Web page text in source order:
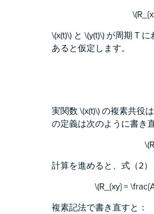
\(x(t)\) と \(y(t)\) が周期 T
あると仮定します。
実関数 \(x(t)\) の複素共役
の定義は次のように書き
計算を進めると、式（2
\(R_{xy} =
複素記法で書き直すと：